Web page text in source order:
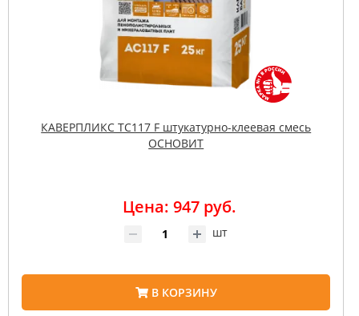
КАВЕРПЛИКС TC117 F штукатурно-клеевая смесь
ОСНОВИТ
Цена: 947 руб.
шт
В КОРЗИНУ